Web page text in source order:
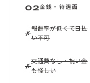
02金銭・待遇面
✗
報酬率が低くて日払
い不可
✗
交通費なし・祝い金
も怪しい